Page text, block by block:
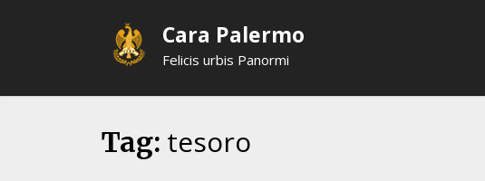
Cara Palermo
Felicis urbis Panormi
Tag: tesoro